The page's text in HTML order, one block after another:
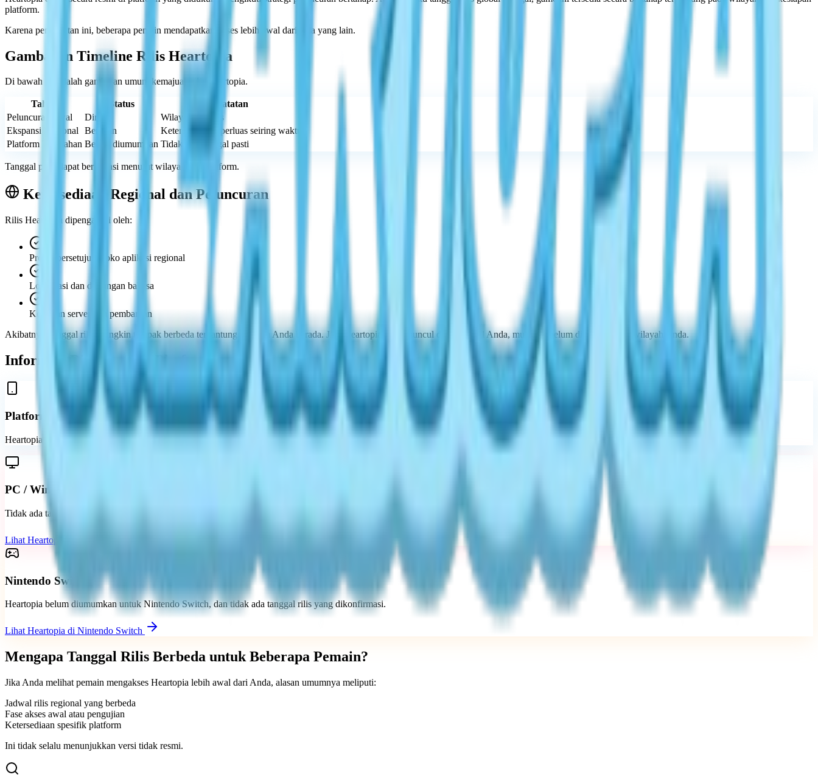
platform.
Karena pendekatan ini, beberapa pemain mendapatkan akses lebih awal daripada yang lain.
Gambaran Timeline Rilis Heartopia
Di bawah ini adalah gambaran umum kemajuan rilis Heartopia.
Tahap Status
Catatan
Peluncuran Awal
Dirilis
Wilayah terbatas
Ekspansi Regional Berjalan
Ketersediaan diperluas seiring waktu
Platform Tambahan Belum diumumkan Tidak ada tanggal pasti
Tanggal pasti dapat bervariasi menurut wilayah dan platform.
Ketersediaan Regional dan Peluncuran
Rilis Heartopia dipengaruhi oleh:
Proses persetujuan toko aplikasi regional
Lokalisasi dan dukungan bahasa
Kesiapan server dan pembaruan
Akibatnya, tanggal rilis mungkin tampak berbeda tergantung di mana Anda berada. Jika Heartopia tidak muncul di toko lokal Anda, mungkin belum diluncurkan di wilayah Anda.
Informasi Rilis Spesifik Platform
Platform Mobile
Heartopia pertama kali dirilis di platform mobile yang didukung di wilayah tertentu. Ketersediaan mobile tetap menjadi cara utama sebagian besar pemain mengakses game.
PC / Windows
Tidak ada tanggal rilis PC atau Windows resmi untuk Heartopia saat ini.
Lihat Heartopia di PC dan Windows untuk detailnya
Nintendo Switch
Heartopia belum diumumkan untuk Nintendo Switch, dan tidak ada tanggal rilis yang dikonfirmasi.
Lihat Heartopia di Nintendo Switch
Mengapa Tanggal Rilis Berbeda untuk Beberapa Pemain?
Jika Anda melihat pemain mengakses Heartopia lebih awal dari Anda, alasan umumnya meliputi:
Jadwal rilis regional yang berbeda
Fase akses awal atau pengujian
Ketersediaan spesifik platform
Ini tidak selalu menunjukkan versi tidak resmi.